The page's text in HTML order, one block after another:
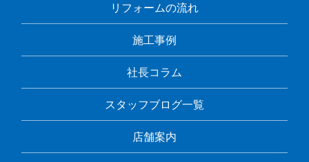
リフォームの流れ
施工事例
社長コラム
スタッフブログ一覧
店舗案内